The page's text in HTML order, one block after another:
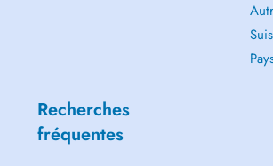
Recherches
fréquentes